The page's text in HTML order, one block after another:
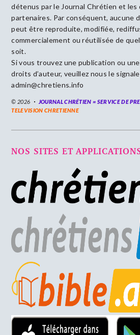
détenus par le Journal Chrétien et les
partenaires. Par conséquent, aucune
peut être reproduite, modifiée,
commercialement ou réutilisée de
soit.
Si vous trouvez une publication ou
droits d’auteur, veuillez nous le
admin@chretiens.info
© 2026 JOURNAL CHRÉTIEN = SERVICE DE
TELEVISION CHRETIENNE
NOS SITES ET